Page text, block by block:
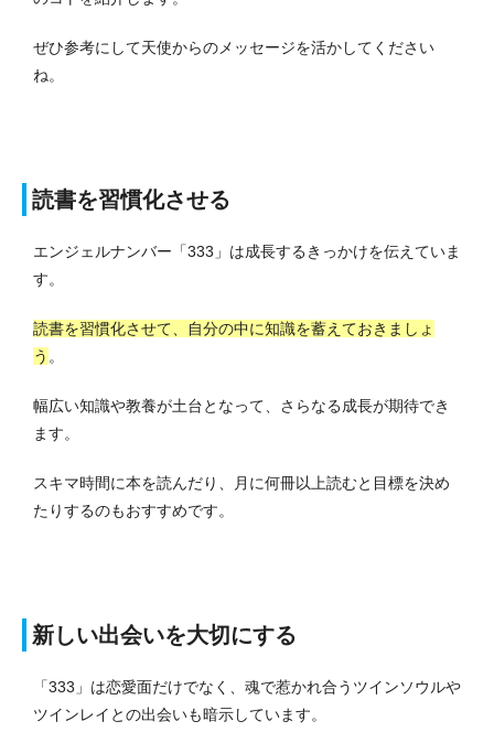
ぜひ参考にして天使からのメッセージを活かしてください
ね。
読書を習慣化させる
エンジェルナンバー「333」は成長するきっかけを伝えていま
す。
読書を習慣化させて、自分の中に知識を蓄えておきましょ
う 。
幅広い知識や教養が土台となって、さらなる成長が期待でき
ます。
スキマ時間に本を読んだり、月に何冊以上読むと目標を決め
たりするのもおすすめです。
新しい出会いを大切にする
「333」は恋愛面だけでなく、魂で惹かれ合うツインソウルや
ツインレイとの出会いも暗示しています。